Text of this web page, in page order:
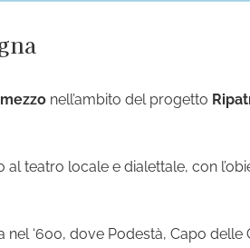
nell’ambito del progetto
teatro locale e dialettale, con
‘600, dove Podestà, Capo delle